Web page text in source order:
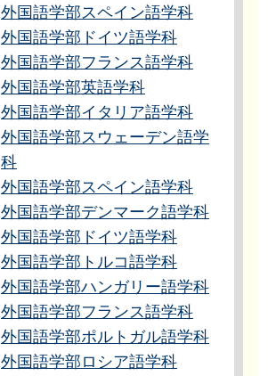
外国語学部スペイン語学科
外国語学部ドイツ語学科
外国語学部フランス語学科
外国語学部英語学科
外国語学部イタリア語学科
外国語学部スウェーデン語学
科
外国語学部スペイン語学科
外国語学部デンマーク語学科
外国語学部ドイツ語学科
外国語学部トルコ語学科
外国語学部ハンガリー語学科
外国語学部フランス語学科
外国語学部ポルトガル語学科
外国語学部ロシア語学科